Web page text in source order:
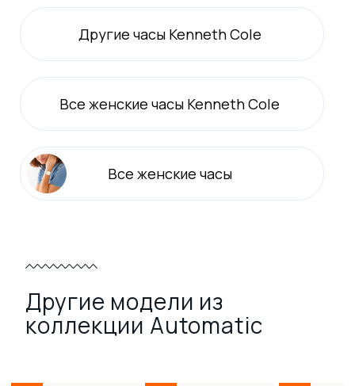
Другие часы Kenneth Cole
Всеженские часы Kenneth Cole
Все женские часы
Другие модели из
коллекции Automatic